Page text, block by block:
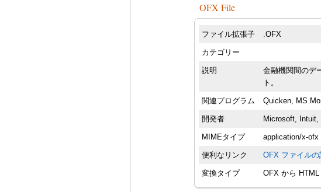
OFX File
ファイル拡張子 .OFX
カテゴリー
説明
金融機関間のデ
ト。
関連プログラム Quicken, MS
開発者 Microsoft, Intuit,
MIMEタイプ application/x-ofx
便利なリンク OFX ファイルの
変換タイプ OFX から HTML